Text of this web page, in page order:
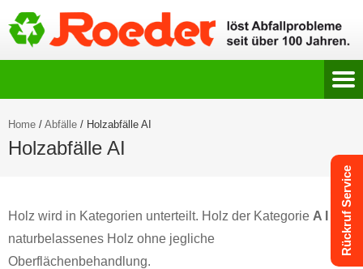
Home / Abfälle / Holzabfälle AI
Holzabfälle AI
Holz wird in Kategorien unterteilt. Holz der Kategorie A I
ist
naturbelassenes Holz ohne jegliche
Oberflächenbehandlung.
Rückruf Service